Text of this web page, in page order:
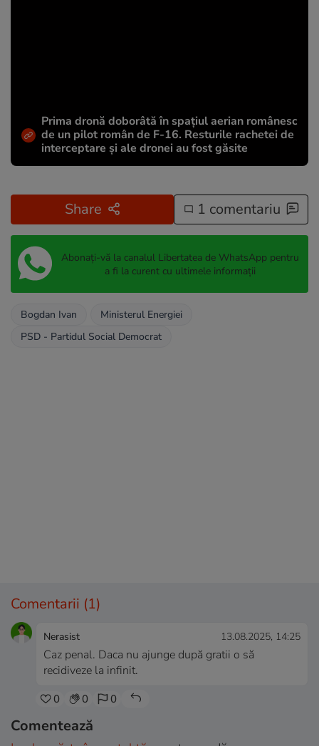
Prima dronă doborâtă în spațiul aerian românesc
de un pilot român de F-16. Resturile rachetei de
interceptare și ale dronei au fost găsite
Share 1 comentariu
Abonați-vă la canalul Libertatea de WhatsApp pentru
a fi la curent cu ultimele informații
Bogdan Ivan
Ministerul Energiei
PSD - Partidul Social Democrat
Comentarii (1)
Nerasist 13.08.2025, 14:25
Caz penal. Daca nu ajunge după gratii o să
recidiveze la infinit.
0 0 0
Comentează